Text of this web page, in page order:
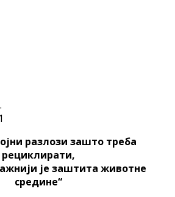
разлози зашто треба
рециклирати,
је заштита животне
средине“